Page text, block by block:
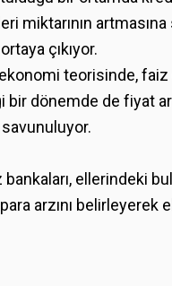
miktarının
çıkıyor.
teorisinde, faiz
dönemde de fiyat
ellerindeki
arzını